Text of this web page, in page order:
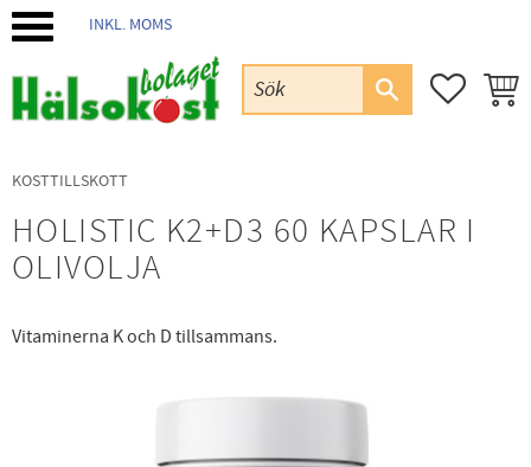
INKL. MOMS
KOSTTILLSKOTT
HOLISTIC K2+D3 60 KAPSLAR I
OLIVOLJA
Vitaminerna K och D tillsammans.